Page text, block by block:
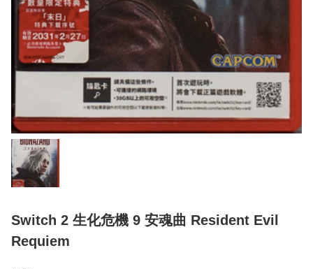
Switch 2 生化危機 9 安魂曲 Resident Evil
Requiem